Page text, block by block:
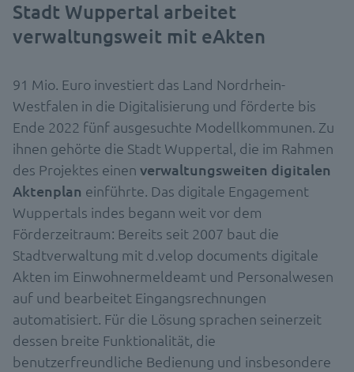
Stadt Wuppertal arbeitet
verwaltungsweit mit eAkten
91 Mio. Euro investiert das Land Nordrhein-
Westfalen in die Digitalisierung und förderte bis
Ende 2022 fünf ausgesuchte Modellkommunen. Zu
ihnen gehörte die Stadt Wuppertal, die im Rahmen
des Projektes einen verwaltungsweiten digitalen
Aktenplan einführte. Das digitale Engagement
Wuppertals indes begann weit vor dem
Förderzeitraum: Bereits seit 2007 baut die
Stadtverwaltung mit d.velop documents digitale
Akten im Einwohnermeldeamt und Personalwesen
auf und bearbeitet Eingangsrechnungen
automatisiert. Für die Lösung sprachen seinerzeit
dessen breite Funktionalität, die
benutzerfreundliche Bedienung und insbesondere